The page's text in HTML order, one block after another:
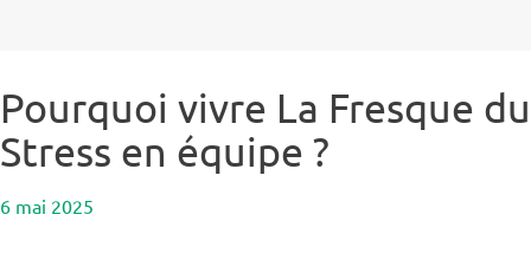
Pourquoi vivre La Fresque du
Stress en équipe ?
6 mai 2025